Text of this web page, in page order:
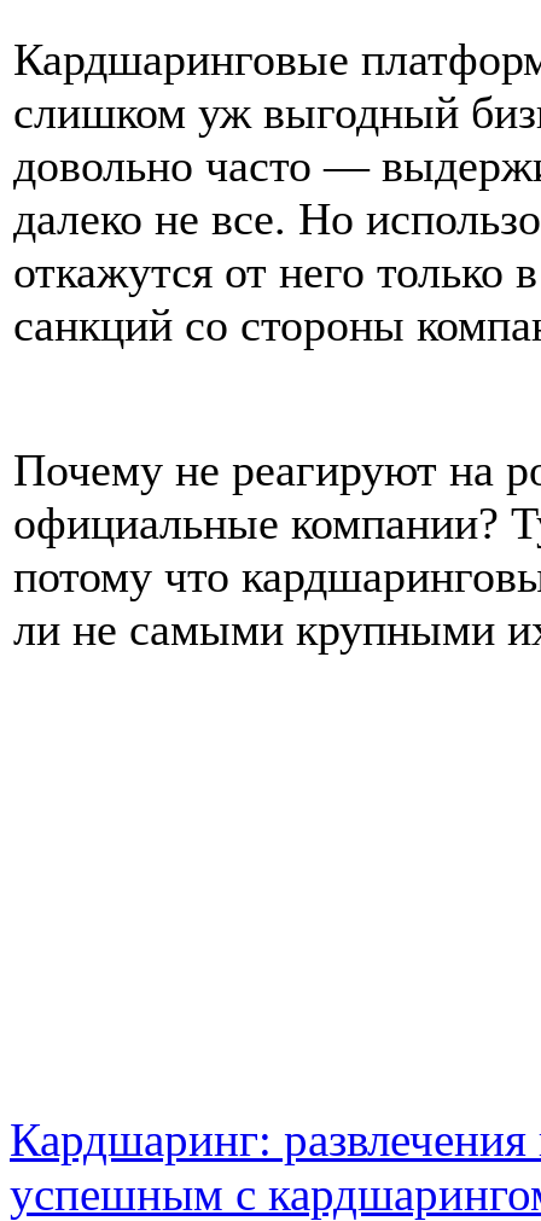
Кардшаринговые
слишком уж выгодный
довольно часто —
далеко не все. Но
откажутся от него только
санкций со стороны
Почему не реагируют на
официальные компании?
потому что
ли не самыми крупными
Кардшаринг: развлечения
успешным с